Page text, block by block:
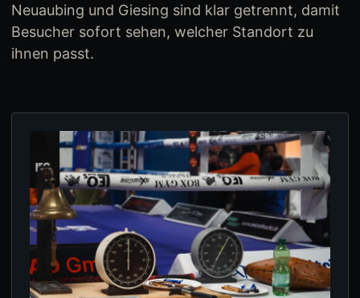
Neuaubing und Giesing sind klar getrennt, damit
Besucher sofort sehen, welcher Standort zu
ihnen passt.